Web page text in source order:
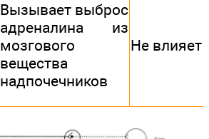
Вызывает выброс
адреналина из
мозгового
вещества
надпочечников
Не влияет